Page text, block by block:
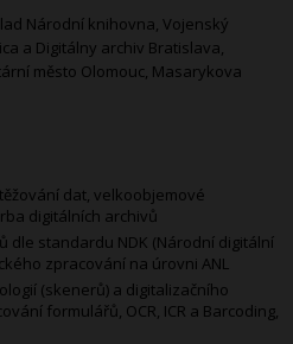
Národní knihovna, Vojenský
a Digitálny archiv Bratislava,
město Olomouc, Masarykova
dat, velkoobjemové
digitálních archivů
dle standardu NDK (Národní digitální
zpracování na úrovni ANL
(skenerů) a digitalizačního
formulářů, OCR, ICR a Barcoding,